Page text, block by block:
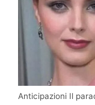
Anticipazioni Il